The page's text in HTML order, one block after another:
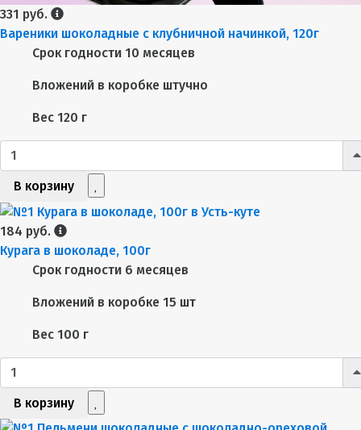
331 руб.
Вареники шоколадные с клубничной начинкой, 120г
Срок годности 10 месяцев
Вложений в коробке штучно
Вес 120 г
В корзину
184 руб.
Курага в шоколаде, 100г
Срок годности 6 месяцев
Вложений в коробке 15 шт
Вес 100 г
В корзину